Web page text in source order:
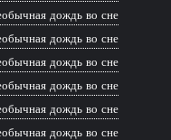
дождь во сне
дождь во сне
дождь во сне
дождь во сне
дождь во сне
дождь во сне